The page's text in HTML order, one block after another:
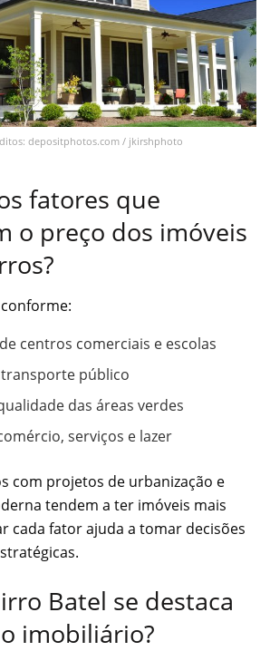
depositphotos.com / jkirshphoto
fatores que
o preço dos imóveis
centros comerciais e escolas
transporte público
das áreas verdes
serviços e lazer
com projetos de urbanização e
tendem a ter imóveis mais
cada fator ajuda a tomar decisões
Batel se destaca
imobiliário?